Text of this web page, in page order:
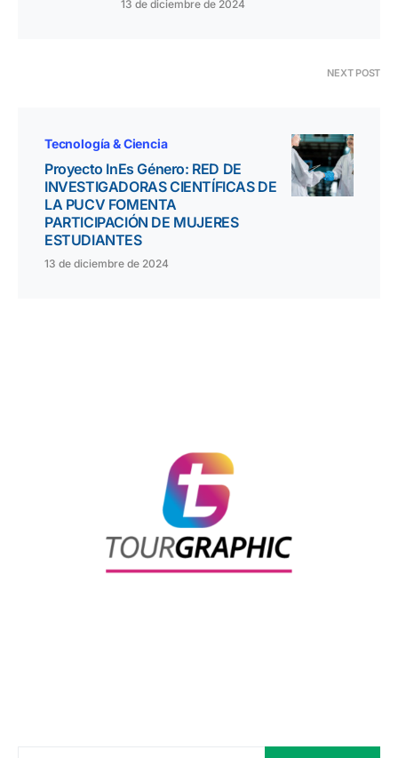
13 de diciembre de 2024
NEXT POST
Tecnología & Ciencia
Proyecto InEs Género: RED DE
INVESTIGADORAS CIENTÍFICAS DE
LA PUCV FOMENTA
PARTICIPACIÓN DE MUJERES
ESTUDIANTES
13 de diciembre de 2024